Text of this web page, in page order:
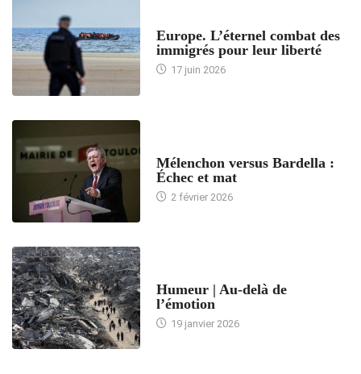
Europe. L’éternel combat des
immigrés pour leur liberté
17 juin 2026
Mélenchon versus Bardella :
Échec et mat
2 février 2026
Humeur | Au-delà de
l’émotion
19 janvier 2026